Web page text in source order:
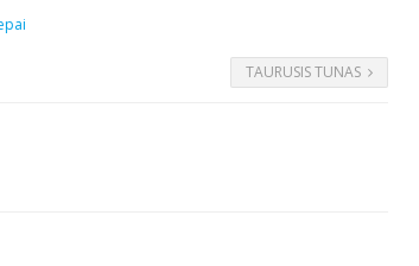
TAURUSIS TUNAS